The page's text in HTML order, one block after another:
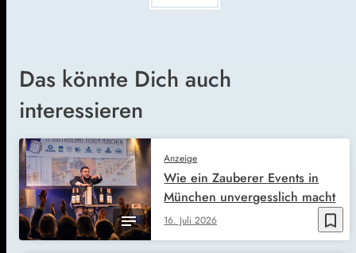
Das könnte Dich auch
interessieren
bookmark_border
Anzeige
16. Juli 2026
Wie ein Zauberer Events in
München unvergesslich macht